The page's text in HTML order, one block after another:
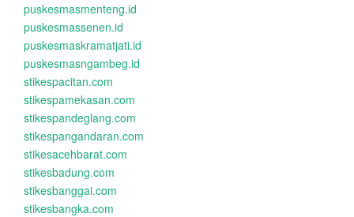
puskesmasmenteng.id
puskesmassenen.id
puskesmaskramatjati.id
puskesmasngambeg.id
stikespacitan.com
stikespamekasan.com
stikespandeglang.com
stikespangandaran.com
stikesacehbarat.com
stikesbadung.com
stikesbanggai.com
stikesbangka.com